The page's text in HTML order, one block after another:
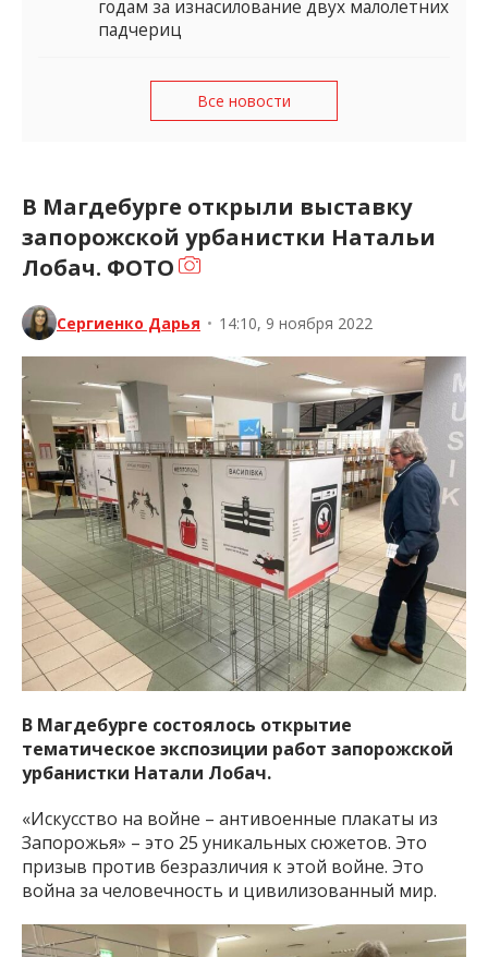
годам за изнасилование двух малолетних
падчериц
Все новости
В Магдебурге открыли выставку
запорожской урбанистки Натальи
Лобач. ФОТО
Сергиенко Дарья • 14:10, 9 ноября 2022
В Магдебурге состоялось открытие
тематическое экспозиции работ запорожской
урбанистки Натали Лобач.
«Искусство на войне – антивоенные плакаты из
Запорожья» – это 25 уникальных сюжетов. Это
призыв против безразличия к этой войне. Это
война за человечность и цивилизованный мир.